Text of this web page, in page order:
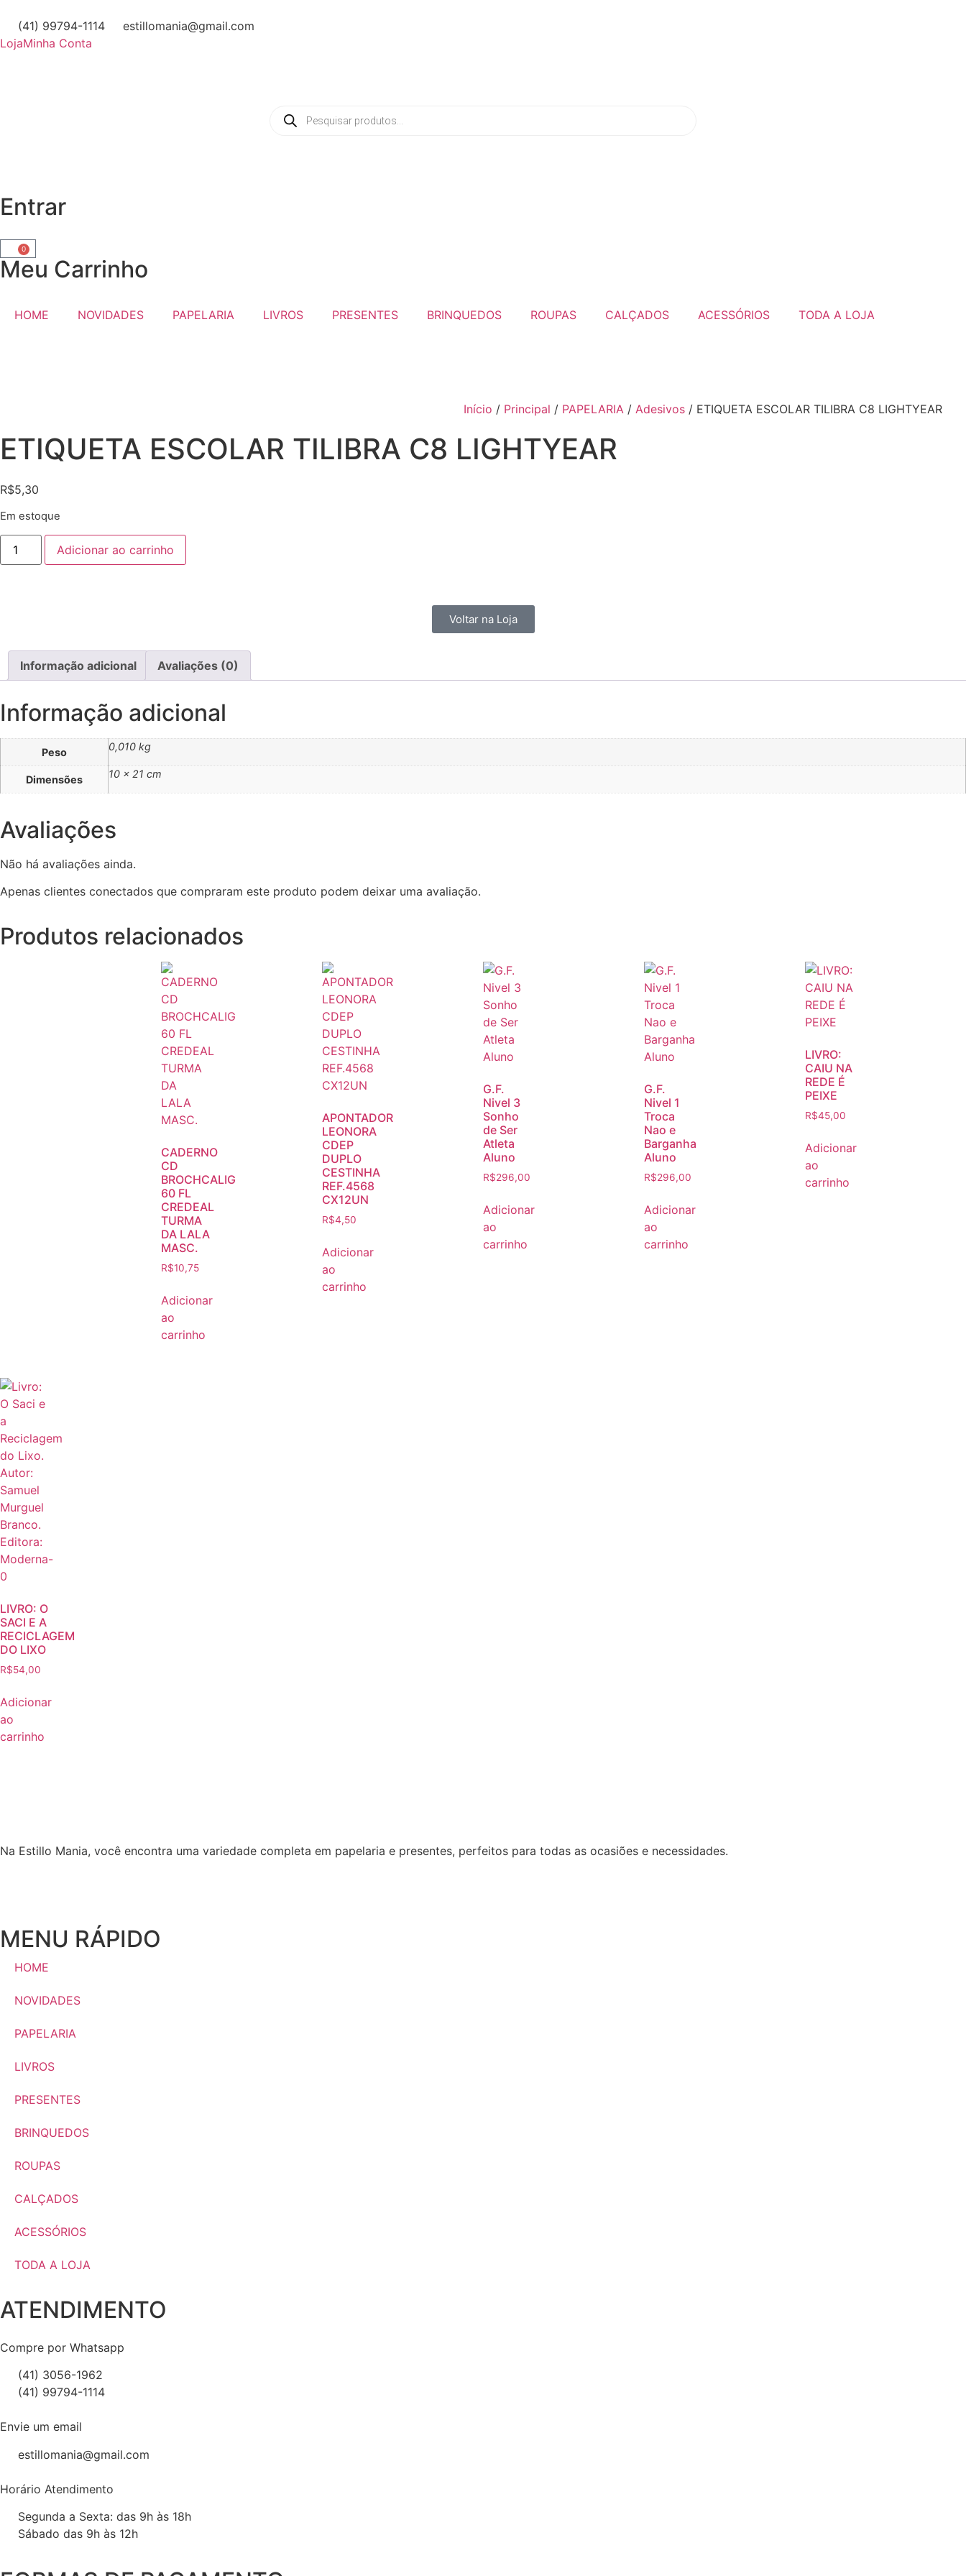
(41) 99794-1114
estillomania@gmail.com
LojaMinha Conta
Entrar
0
Meu Carrinho
HOME NOVIDADES PAPELARIA LIVROS PRESENTES BRINQUEDOS ROUPAS CALÇADOS ACESSÓRIOS TODA A LOJA
Início / Principal / PAPELARIA /Adesivos / ETIQUETA ESCOLAR TILIBRA C8 LIGHTYEAR
ETIQUETA ESCOLAR TILIBRA C8 LIGHTYEAR
R$5,30
Em estoque
Adicionar ao carrinho
Voltar na Loja
Informação adicional Avaliações (0)
Informação adicional
Peso 0,010 kg
Dimensões 10 × 21 cm
Avaliações
Não há avaliações ainda.
Apenas clientes conectados que compraram este produto podem deixar uma avaliação.
Produtos relacionados
CADERNO
CD
BROCHCALIG
60 FL
CREDEAL
TURMA
DA LALA
MASC.
R$10,75
Adicionar
ao
carrinho
APONTADOR
LEONORA
CDEP
DUPLO
CESTINHA
REF.4568
CX12UN
R$4,50
Adicionar
ao
carrinho
G.F.
Nivel 3
Sonho
de Ser
Atleta
Aluno
R$296,00
Adicionar
ao
carrinho
G.F.
Nivel 1
Troca
Nao e
Barganha
Aluno
R$296,00
Adicionar
ao
carrinho
LIVRO:
CAIU NA
REDE É
PEIXE
R$45,00
Adicionar
ao
carrinho
LIVRO: O
SACI E A
RECICLAGEM
DO LIXO
R$54,00
Adicionar
ao
carrinho
Na Estillo Mania, você encontra uma variedade completa em papelaria e presentes, perfeitos para todas as ocasiões e necessidades.
MENU RÁPIDO
HOME
NOVIDADES
PAPELARIA
LIVROS
PRESENTES
BRINQUEDOS
ROUPAS
CALÇADOS
ACESSÓRIOS
TODA A LOJA
ATENDIMENTO
Compre por Whatsapp
(41) 3056-1962
(41) 99794-1114
Envie um email
estillomania@gmail.com
Horário Atendimento
Segunda a Sexta: das 9h às 18h
Sábado das 9h às 12h